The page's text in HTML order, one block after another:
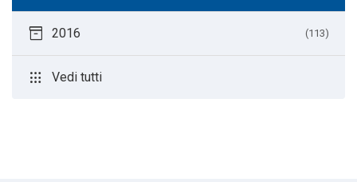
inventory_2 2016 (113)
apps Vedi tutti